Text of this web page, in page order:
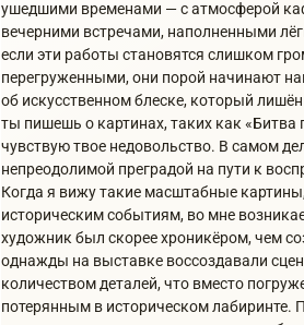
ушедшими временами — с атмосферой
вечерними встречами, наполненными
если эти работы становятся слишком
перегруженными, они порой начинают
об искусственном блеске, который
ты пишешь о картинах, таких как «Битва
чувствую твое недовольство. В самом
непреодолимой преградой на пути к
Когда я вижу такие масштабные
историческим событиям, во мне
художник был скорее хроникёром, чем
однажды на выставке воссоздавали
количеством деталей, что вместо
потерянным в историческом лабиринте.